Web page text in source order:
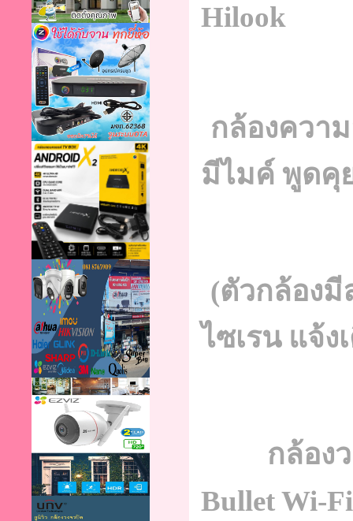
Hilook
กล้องควา
มีไมค์ พูดคุ
(ตัวกล้องมี
ไซเรน แจ้ง
กล้อง
Bullet Wi-